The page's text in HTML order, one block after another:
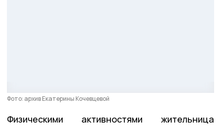
Фото: архив Екатерины Кочевцевой
Физическими активностями жительница